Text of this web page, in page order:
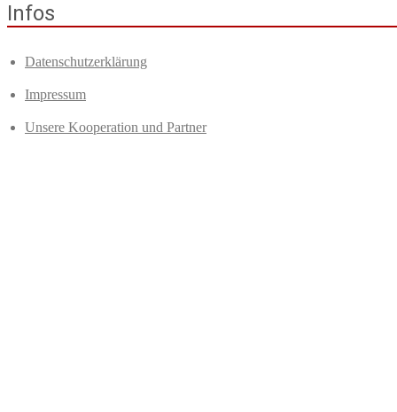
Infos
Datenschutzerklärung
Impressum
Unsere Kooperation und Partner